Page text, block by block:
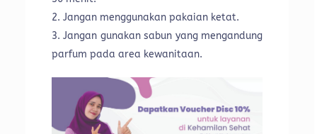
Jangan menggunakan pakaian ketat.
Jangan gunakan sabun yang mengandung
parfum pada area kewanitaan.